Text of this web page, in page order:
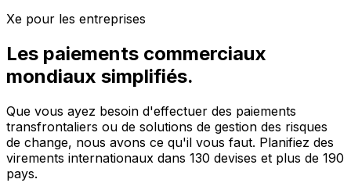
Xe pour les entreprises
Les paiements commerciaux
mondiaux simplifiés.
Que vous ayez besoin d'effectuer des paiements
transfrontaliers ou de solutions de gestion des risques
de change, nous avons ce qu'il vous faut. Planifiez des
virements internationaux dans 130 devises et plus de 190
pays.